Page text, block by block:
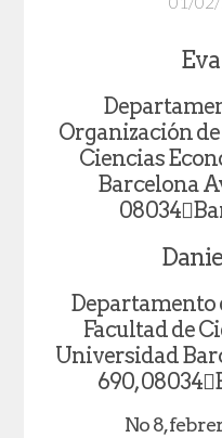
Organización
Ciencias
Barcelona
Departamento
Facultad de
Universidad
690,
No 8,